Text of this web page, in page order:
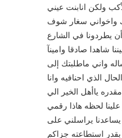
ولكن انابنت عيني
واخواني سغار شوف
يطردونا في الشارع
شاهدا صادقا وامينآ
واني ماطلبتك إلى
الذي احنافيه وانا
ﻳﺎﺃﻫﻞ ﺍﻟﺨﻴﺮ ﺍﻟﻲ
علينا لحظه هاذا رقمي
الذي يقدر يساعدنا يراسلني على
بقدر استطاعته جزاكم